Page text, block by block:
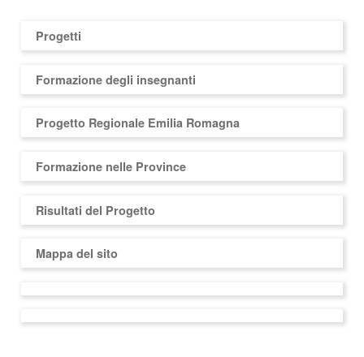
Progetti
Formazione degli insegnanti
Progetto Regionale Emilia Romagna
Formazione nelle Province
Risultati del Progetto
Mappa del sito